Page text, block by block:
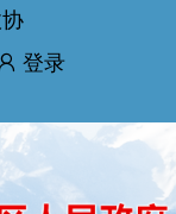
登录